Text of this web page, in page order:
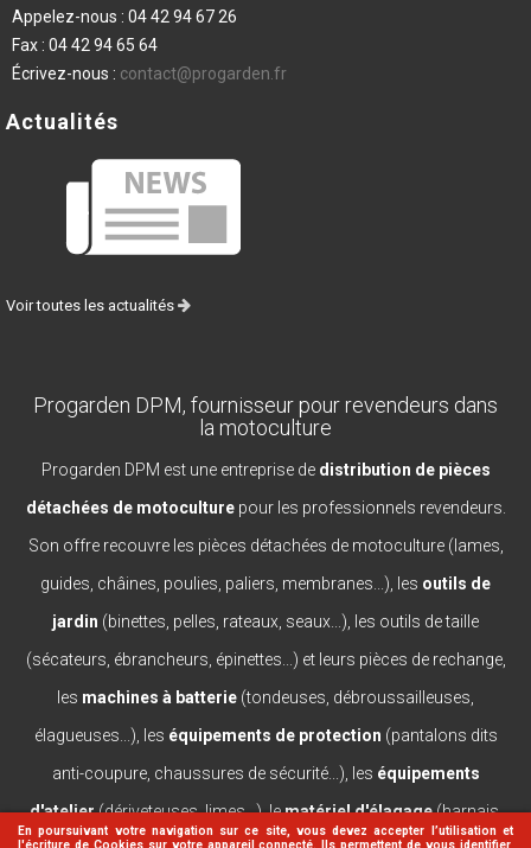
En poursuivant votre navigation sur ce site, vous devez accepter l’utilisation et
l'écriture de Cookies sur votre appareil connecté. Ils permettent de vous identifier,
Appelez-nous : 04 42 94 67 26
Fax : 04 42 94 65 64
Écrivez-nous : contact@progarden.fr
Actualités
Voir toutes les actualités
Progarden DPM, fournisseur pour revendeurs dans
la motoculture
Progarden DPM est une entreprise de distribution de pièces
détachées de motoculturepour les professionnels revendeurs.
Son offre recouvre les pièces détachées de motoculture (lames,
guides, châines, poulies, paliers, membranes...), les outils de
jardin (binettes, pelles, rateaux, seaux...), les outils de taille
(sécateurs, ébrancheurs, épinettes...) et leurs pièces de rechange,
les machines à batterie (tondeuses, débroussailleuses,
élagueuses...), les équipements de protection (pantalons dits
anti-coupure, chaussures de sécurité...), les équipements
d'atelier(dériveteuses, limes...), lematériel d'élagage(harnais,